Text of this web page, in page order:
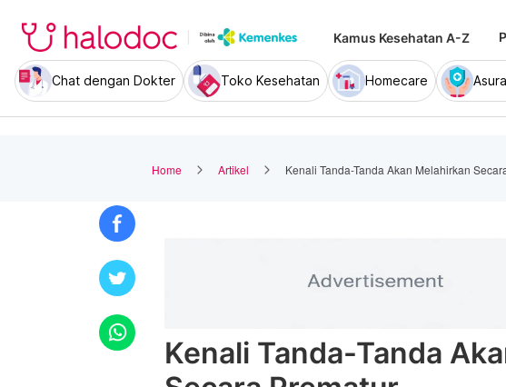
Kamus Kesehatan A-Z
Chat dengan Dokter Toko Kesehatan Homecare
Home Artikel Kenali Tanda-Tanda Akan Melahirkan
Kenali Tanda-Tanda